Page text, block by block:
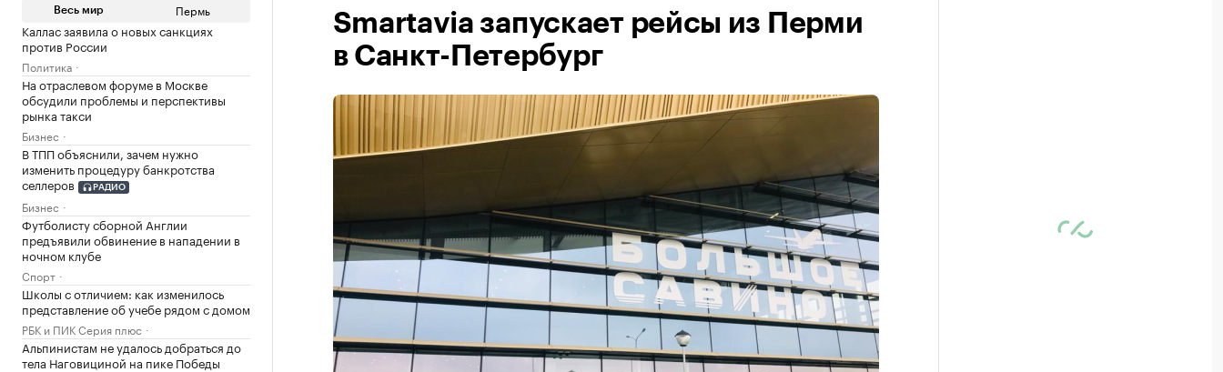
Весь мир Пермь
Каллас заявила о новых санкциях
против России
Политика
На отраслевом форуме в Москве
обсудили проблемы и перспективы
рынка такси
Бизнес
В ТПП объяснили, зачем нужно
изменить процедуру банкротства
селлеров
РАДИО
Бизнес
Футболисту сборной Англии
предъявили обвинение в нападении в
ночном клубе
Спорт
Школы с отличием: как изменилось
представление об учебе рядом с домом
РБК и ПИК Серия плюс
Альпинистам не удалось добраться до
тела Наговициной на пике Победы
Smartavia запускает рейсы из Перми
в Санкт-Петербург